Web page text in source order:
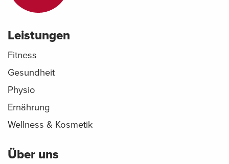
Leistungen
Fitness
Gesundheit
Physio
Ernährung
Wellness & Kosmetik
Über uns